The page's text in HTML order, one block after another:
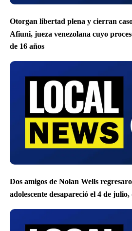
Otorgan libertad plena y cierran
Afiuni, jueza venezolana cuyo
de 16 años
Dos amigos de Nolan Wells
adolescente desapareció el 4 de